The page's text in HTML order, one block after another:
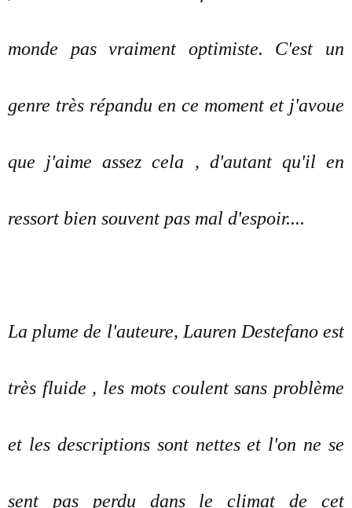
monde pas vraiment optimiste. C'est un
genre très répandu en ce moment et j'avoue
que j'aime assez cela , d'autant qu'il en
ressort bien souvent pas mal d'espoir....
La plume de l'auteure, Lauren Destefano est
très fluide , les mots coulent sans problème
et les descriptions sont nettes et l'on ne se
sent pas perdu dans le climat de cet